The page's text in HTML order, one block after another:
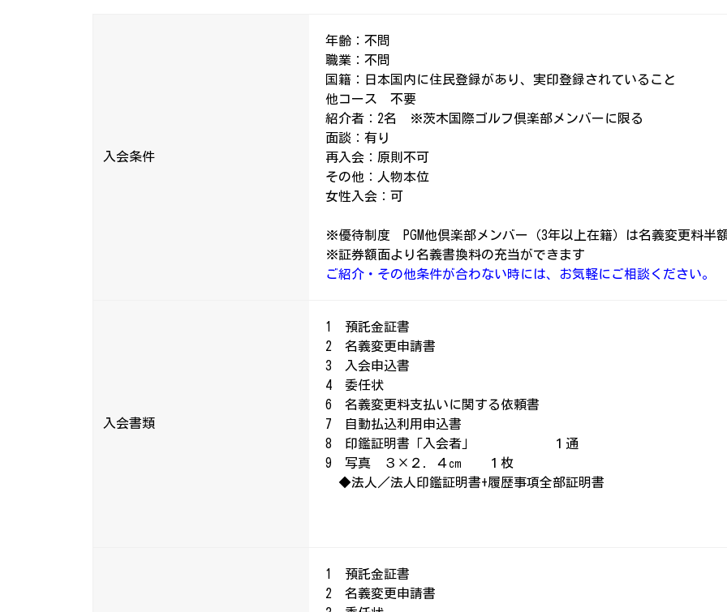
入会条件
年齢：不問
職業：不問
国籍：日本国内に住民登録があり、実印登録されていること
他コース 不要
紹介者：2名 ※茨木国際ゴルフ倶楽部メンバーに限る
面談：有り
再入会：原則不可
その他：人物本位
女性入会：可
※優待制度 PGM他倶楽部メンバー（3年以上在籍）は名義変更料
※証券額面より名義書換料の充当ができます
ご紹介・その他条件が合わない時には、お気軽にご相談ください。
入会書類
1 預託金証書
2 名義変更申請書
3 入会申込書
4 委任状
6 名義変更料支払いに関する依頼書
7 自動払込利用申込書
8 印鑑証明書「入会者」 １通
9 写真 ３×２．４㎝ １枚
◆法人／法人印鑑証明書+履歴事項全部証明書
1 預託金証書
2 名義変更申請書